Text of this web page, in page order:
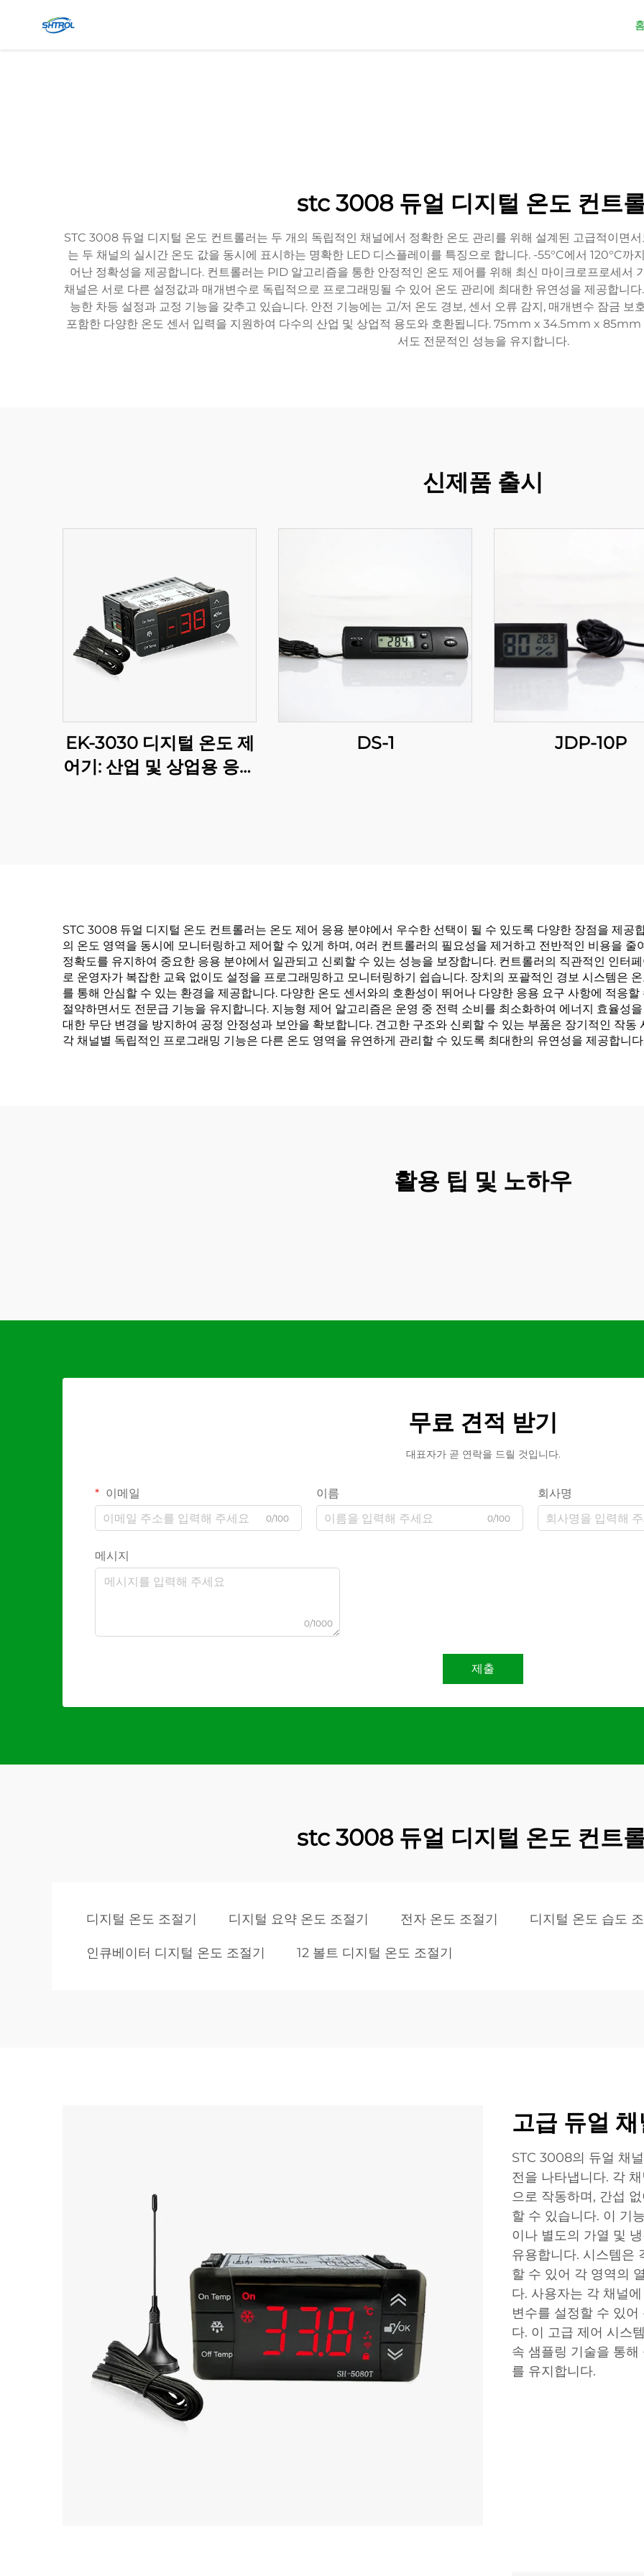
stc 3008 듀얼 디지털 온도 컨트
STC 3008 듀얼 디지털 온도 컨트롤러는 두 개의 독립적인 채널에서 정확한 온도 관리를 위해 설계된 고급적이면
는 두 채널의 실시간 온도 값을 동시에 표시하는 명확한 LED 디스플레이를 특징으로 합니다. -55°C에서 120°C까
어난 정확성을 제공합니다. 컨트롤러는 PID 알고리즘을 통한 안정적인 온도 제어를 위해 최신 마이크로프로세서
채널은 서로 다른 설정값과 매개변수로 독립적으로 프로그래밍될 수 있어 온도 관리에 최대한 유연성을 제공합니
능한 차등 설정과 교정 기능을 갖추고 있습니다. 안전 기능에는 고/저 온도 경보, 센서 오류 감지, 매개변수 잠금
포함한 다양한 온도 센서 입력을 지원하여 다수의 산업 및 상업적 용도와 호환됩니다. 75mm x 34.5mm x 85mm
서도 전문적인 성능을 유지합니다.
신제품 출시
EK-3030 디지털 온도 제
어기: 산업 및 상업용 응용
DS-1 JDP-10P
STC 3008 듀얼 디지털 온도 컨트롤러는 온도 제어 응용 분야에서 우수한 선택이 될 수 있도록 다양한 장점을 제공
의 온도 영역을 동시에 모니터링하고 제어할 수 있게 하며, 여러 컨트롤러의 필요성을 제거하고 전반적인 비용을 줄
정확도를 유지하여 중요한 응용 분야에서 일관되고 신뢰할 수 있는 성능을 보장합니다. 컨트롤러의 직관적인 인터
로 운영자가 복잡한 교육 없이도 설정을 프로그래밍하고 모니터링하기 쉽습니다. 장치의 포괄적인 경보 시스템은
를 통해 안심할 수 있는 환경을 제공합니다. 다양한 온도 센서와의 호환성이 뛰어나 다양한 응용 요구 사항에 적응
절약하면서도 전문급 기능을 유지합니다. 지능형 제어 알고리즘은 운영 중 전력 소비를 최소화하여 에너지 효율성
대한 무단 변경을 방지하여 공정 안정성과 보안을 확보합니다. 견고한 구조와 신뢰할 수 있는 부품은 장기적인 작
각 채널별 독립적인 프로그래밍 기능은 다른 온도 영역을 유연하게 관리할 수 있도록 최대한의 유연성을 제공합니
활용 팁 및 노하우
무료 견적 받기
대표자가 곧 연락을 드릴 것입니다.
이메일
0/100
이름
0/100
회사명
메시지
0/1000
제출
stc 3008 듀얼 디지털 온도 컨트
디지털 온도 조절기 디지털 요약 온도 조절기 전자 온도 조절기 디지털 온도 습도
인큐베이터 디지털 온도 조절기 12 볼트 디지털 온도 조절기
고급 듀얼
STC 3008의 듀얼 채
전을 나타냅니다. 각
으로 작동하며, 간섭
할 수 있습니다. 이 기
이나 별도의 가열 및
유용합니다. 시스템은
할 수 있어 각 영역의
다. 사용자는 각 채널
변수를 설정할 수 있
다. 이 고급 제어 시스
속 샘플링 기술을 통
를 유지합니다.